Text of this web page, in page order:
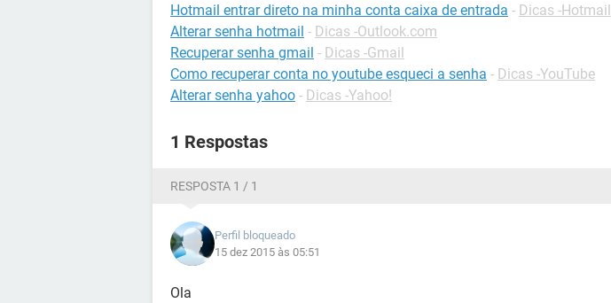
Hotmail entrar direto na minha conta caixa de entrada - Dicas -Hotmail
Alterar senha hotmail - Dicas -Outlook.com
Recuperar senha gmail - Dicas -Gmail
Como recuperar conta no youtube esqueci a senha - Dicas -YouTube
Alterar senha yahoo - Dicas -Yahoo!
1 Respostas
RESPOSTA 1 / 1
Perfil bloqueado
15 dez 2015 às 05:51
Ola